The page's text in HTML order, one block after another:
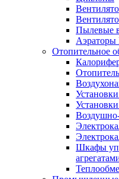
Пылевые
Отопительное
Шкафы